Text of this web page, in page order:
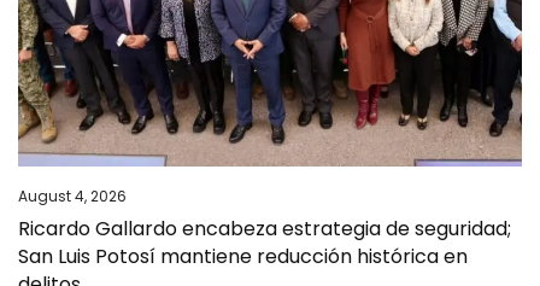
August 4, 2026
Ricardo Gallardo encabeza estrategia de seguridad;
San Luis Potosí mantiene reducción histórica en